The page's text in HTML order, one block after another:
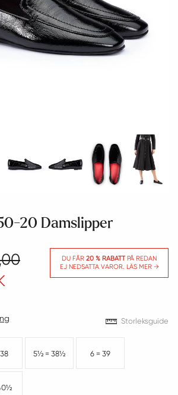
20 Damslipper
DU FÅR 20 % RABATTPÅ REDAN
EJ NEDSATTA VAROR. LÄS MER →
Storleksguide
5½ = 38½ 6 = 39